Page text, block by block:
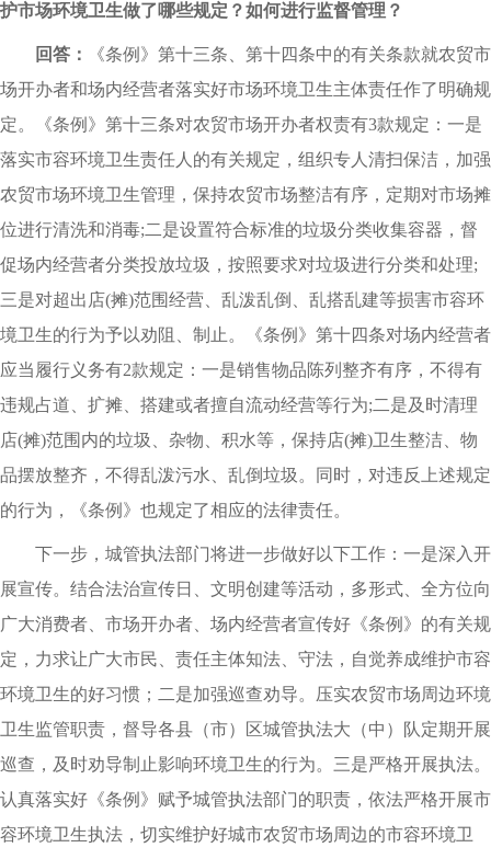
护市场环境卫生做了哪些规定？如何进行监督管理？
回答：
《条例》第十三条、第十四条中的有关条款就农贸市
场开办者和场内经营者落实好市场环境卫生主体责任作了明确规
定。《条例》第十三条对农贸市场开办者权责有3款规定：一是
落实市容环境卫生责任人的有关规定，组织专人清扫保洁，加强
农贸市场环境卫生管理，保持农贸市场整洁有序，定期对市场摊
位进行清洗和消毒;二是设置符合标准的垃圾分类收集容器，督
促场内经营者分类投放垃圾，按照要求对垃圾进行分类和处理;
三是对超出店(摊)范围经营、乱泼乱倒、乱搭乱建等损害市容环
境卫生的行为予以劝阻、制止。《条例》第十四条对场内经营者
应当履行义务有2款规定：一是销售物品陈列整齐有序，不得有
违规占道、扩摊、搭建或者擅自流动经营等行为;二是及时清理
店(摊)范围内的垃圾、杂物、积水等，保持店(摊)卫生整洁、物
品摆放整齐，不得乱泼污水、乱倒垃圾。同时，对违反上述规定
的行为，《条例》也规定了相应的法律责任。
下一步，城管执法部门将进一步做好以下工作：一是深入开
展宣传。结合法治宣传日、文明创建等活动，多形式、全方位向
广大消费者、市场开办者、场内经营者宣传好《条例》的有关规
定，力求让广大市民、责任主体知法、守法，自觉养成维护市容
环境卫生的好习惯；二是加强巡查劝导。压实农贸市场周边环境
卫生监管职责，督导各县（市）区城管执法大（中）队定期开展
巡查，及时劝导制止影响环境卫生的行为。三是严格开展执法。
认真落实好《条例》赋予城管执法部门的职责，依法严格开展市
容环境卫生执法，切实维护好城市农贸市场周边的市容环境卫